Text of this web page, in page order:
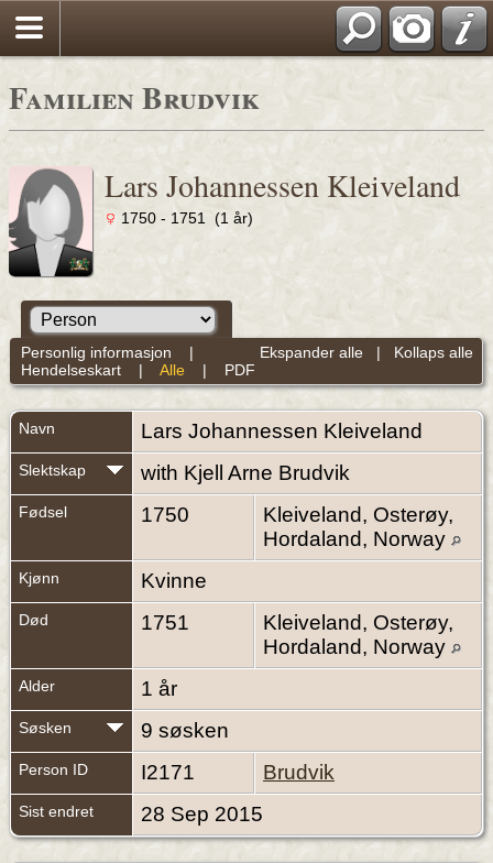
Familien Brudvik
Lars Johannessen Kleiveland
1750 - 1751 (1 år)
Ekspander alle | Kollaps alle
Personlig informasjon |
Hendelseskart| Alle | PDF
Navn Lars Johannessen Kleiveland
Slektskap with Kjell Arne Brudvik
Fødsel 1750
Kleiveland, Osterøy,
Hordaland, Norway
Kjønn Kvinne
Død 1751
Kleiveland, Osterøy,
Hordaland, Norway
Alder 1 år
Søsken 9 søsken
Person ID I2171 Brudvik
Sist endret 28 Sep 2015